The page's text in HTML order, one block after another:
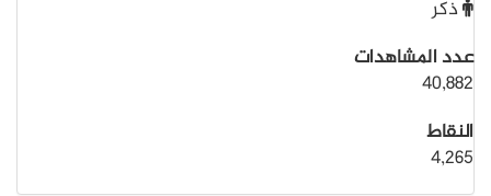
ذكر
عدد المشاهدات
40,882
النقاط
4,265